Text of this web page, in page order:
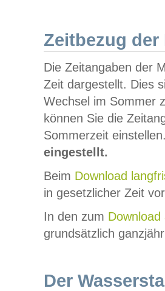
Zeitbezug der
Die Zeitangaben der
Zeit dargestellt. Dies
Wechsel im Sommer
können Sie die
Sommerzeit
eingestellt.
Beim Download
in gesetzlicher Zeit
In den zum Download
grundsätzlich
Der